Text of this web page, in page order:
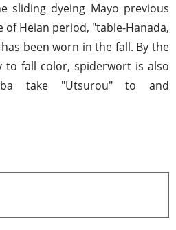
sliding dyeing Mayo previous
of Heian period, "table-Hanada,
been worn in the fall. By the
to fall color, spiderwort is also
take "Utsurou" to and